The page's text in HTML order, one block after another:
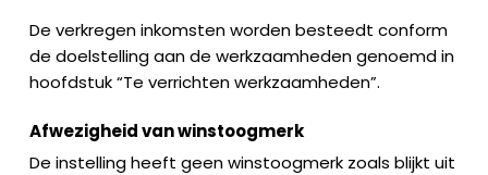
De verkregen inkomsten worden besteedt conform
de doelstelling aan de werkzaamheden genoemd in
hoofdstuk “Te verrichten werkzaamheden”.
Afwezigheid van winstoogmerk
De instelling heeft geen winstoogmerk zoals blijkt uit